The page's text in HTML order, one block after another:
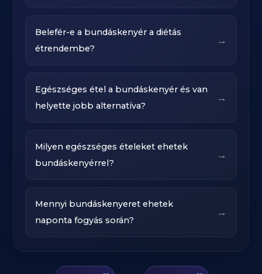
Belefér-e a bundáskenyér a diétás
étrendembe?
→
Egészséges étel a bundáskenyér és van
helyette jobb alternatíva?
→
Milyen egészséges ételeket ehetek
bundáskenyérrel?
→
Mennyi bundáskenyeret ehetek
naponta fogyás során?
→